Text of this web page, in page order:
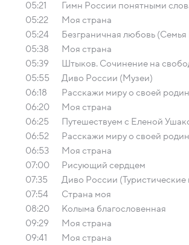
05:21
Гимн России понятными
05:22
Моя страна
05:24
Безграничная любовь
05:38
Моя страна
05:39
Штыков. Сочинение на
05:55
Диво России (Музеи)
06:18
Расскажи миру о своей
06:20
Моя страна
06:25
Путешествуем с Еленой
06:52
Расскажи миру о своей
06:53
Моя страна
07:00
Рисующий сердцем
07:35
Диво России
07:54
Страна моя
08:20
Колыма благословенная
09:29
Моя страна
09:41
Моя страна